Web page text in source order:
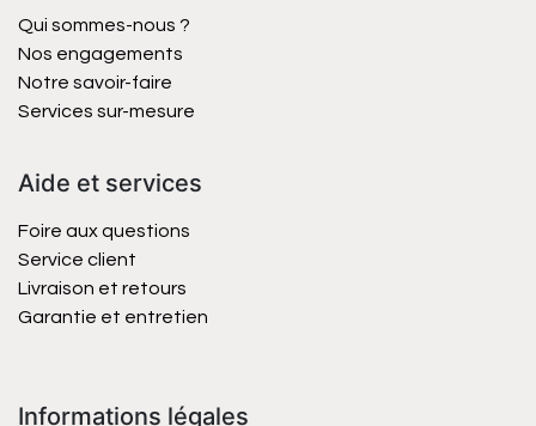
Qui sommes-nous ?
Nos engagements
Notre savoir-faire
Services sur-mesure
Aide et services
Foire aux questions
Service client
Livraison et retours
Garantie et entretien
Informations légales